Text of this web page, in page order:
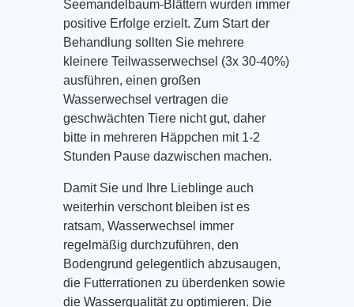
Seemandelbaum-Blättern wurden immer
positive Erfolge erzielt. Zum Start der
Behandlung sollten Sie mehrere
kleinere Teilwasserwechsel (3x 30-40%)
ausführen, einen großen
Wasserwechsel vertragen die
geschwächten Tiere nicht gut, daher
bitte in mehreren Häppchen mit 1-2
Stunden Pause dazwischen machen.
Damit Sie und Ihre Lieblinge auch
weiterhin verschont bleiben ist es
ratsam, Wasserwechsel immer
regelmäßig durchzuführen, den
Bodengrund gelegentlich abzusaugen,
die Futterrationen zu überdenken sowie
die Wasserqualität zu optimieren. Die